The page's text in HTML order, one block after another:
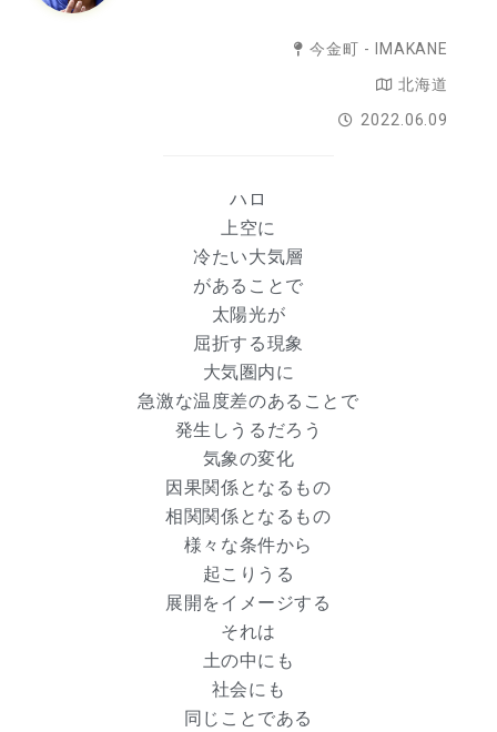
今金町 - IMAKANE
北海道
2022.06.09
ハロ
上空に
冷たい大気層
があることで
太陽光が
屈折する現象
大気圏内に
急激な温度差のあることで
発生しうるだろう
気象の変化
因果関係となるもの
相関関係となるもの
様々な条件から
起こりうる
展開をイメージする
それは
土の中にも
社会にも
同じことである